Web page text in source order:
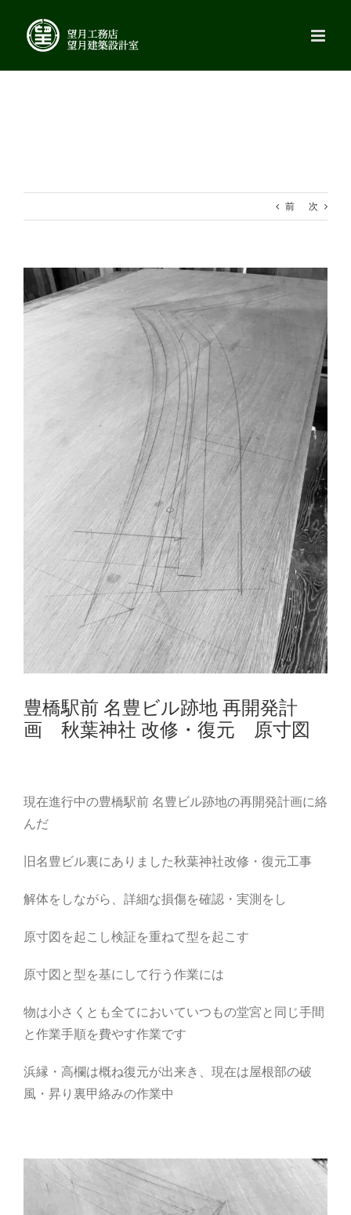
content
前 次
View
Larger
豊橋駅前 名豊ビル跡地 再開発計
画 秋葉神社 改修・復元 原寸図
現在進行中の豊橋駅前 名豊ビル跡地の再開発計画に絡
んだ
旧名豊ビル裏にありました秋葉神社改修・復元工事
解体をしながら、詳細な損傷を確認・実測をし
原寸図を起こし検証を重ねて型を起こす
原寸図と型を基にして行う作業には
物は小さくとも全てにおいていつもの堂宮と同じ手間
と作業手順を費やす作業です
浜縁・高欄は概ね復元が出来き、現在は屋根部の破
風・昇り裏甲絡みの作業中